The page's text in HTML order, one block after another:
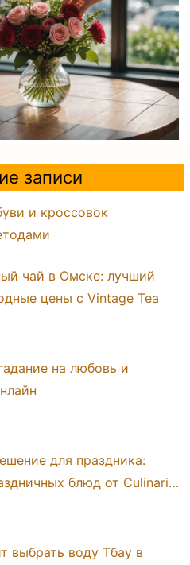
записи
и кроссовок
чай в Омске: лучший
цены с Vintage Tea
на любовь и
для праздника:
блюд от Culinari…
выбрать воду Тбау в